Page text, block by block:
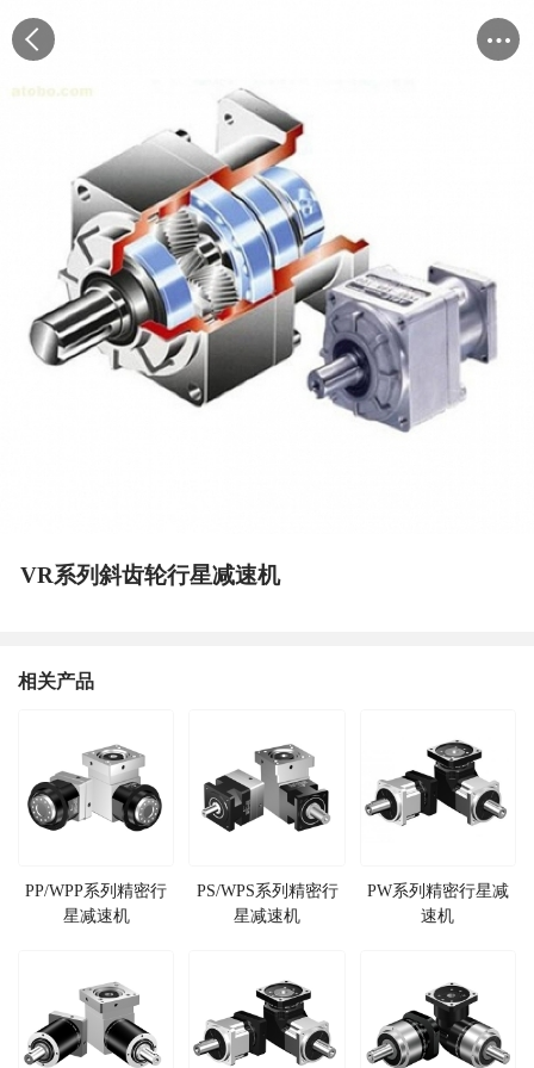
VR系列斜齿轮行星减速机
相关产品
PP/WPP系列精密行
星减速机
PS/WPS系列精密行
星减速机
PW系列精密行星减
速机